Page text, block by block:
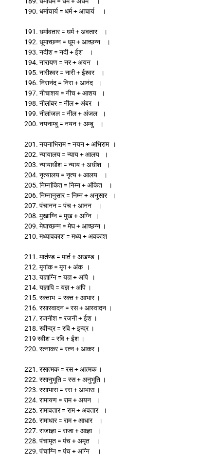
190. धर्माचार्य = धर्म + आचार्य ।
191. धर्मावतार = धर्म + अवतार ।
192. धूमाच्छन्न = धूम + आच्छन्न ।
193. नदीश = नदी + ईश ।
194. नारायण = नर + अयन ।
195. नारीश्वर = नारी + ईश्वर ।
196. निरानंद = निरा + आनंद ।
197. नीचाशय = नीच + आशय ।
198. नीलांबर = नील + अंबर ।
199. नीलांजल = नील + अंजल ।
200. नयनाम्बु = नयन + अम्बु ।
201. नयनाभिराम = नयन + अभिराम ।
202. न्यायालय = न्याय + आलय ।
203. न्यायाधीश = न्याय + अधीश ।
204. नृत्यालय = नृत्य + आलय ।
205. निम्नांकित = निम्न + अंकित ।
206. निम्नानुसार = निम्न + अनुसार ।
207. पंचानन = पंच + आनन ।
208. मुखाग्नि = मुख + अग्नि ।
209. मेघाच्छन्न = मेघ + आच्छन्न ।
210. मध्यावकाश = मध्य + अवकाश
211. मार्तण्ड = मार्त + अखण्ड ।
212. मृगांक = मृग + अंक ।
213. यज्ञाग्नि = यज्ञ + अपि ।
214. यज्ञापि = यज्ञ + अपि ।
215. रक्ताभ = रक्त + आभार ।
216. रसास्वादन = रस + आस्वादन ।
217. रजनीश = रजनी + ईश ।
218. रवीन्द्र = रवि + इन्द्र ।
219 रवीश = रवि + ईश ।
220. रत्नाकर = रत्न + आकर ।
221. रसात्मक = रस + आत्मक ।
222. रसानुभूति = रस + अनुभूति ।
223. रसाभास = रस + आभास ।
224. रामायण = राम + अयन ।
225. रामावतार = राम + अवतार ।
226. रामाधार = राम + आधार ।
227. राजाज्ञा = राजा + आज्ञा ।
228. पंचामृत = पंच + अमृत ।
229. पंचाग्नि = पंच + अग्नि ।